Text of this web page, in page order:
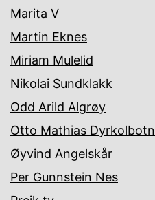
Marita V
Martin Eknes
Miriam Mulelid
Nikolai Sundklakk
Odd Arild Algrøy
Otto Mathias Dyrkolbotn
Øyvind Angelskår
Per Gunnstein Nes